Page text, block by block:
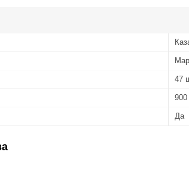
47
900
Да